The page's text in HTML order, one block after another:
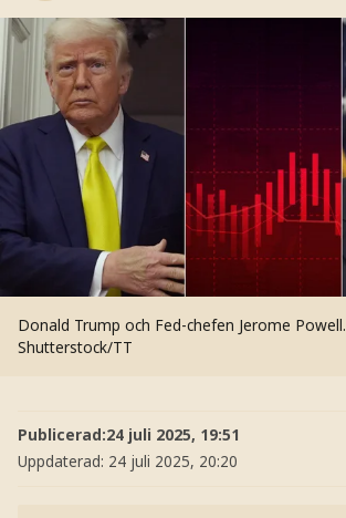
Donald Trump och Fed-chefen Jerome Powell.
Shutterstock/TT
Publicerad:24 juli 2025, 19:51
Uppdaterad: 24 juli 2025, 20:20